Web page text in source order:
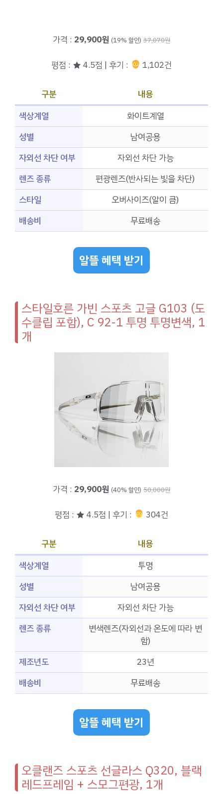
가격 : 29,900원 (19% 할인) 37,070원
평점 : ★ 4.5점 | 후기 : 1,102건
구분
내용
색상계열
화이트계열
성별
남여공용
자외선 차단 여부
자외선 차단 가능
렌즈 종류
편광렌즈(반사되는 빛을 차단)
스타일
오버사이즈(알이 큼)
배송비
무료배송
알뜰 혜택 받기
스타일호른 가빈 스포츠 고글 G103 (도
수클립 포함), C 92-1 투명 투명변색, 1
개
가격 : 29,900원 (40% 할인) 50,000원
평점 : ★ 4.5점 | 후기 : ‍‍ 304건
구분
내용
색상계열
투명
성별
남여공용
자외선 차단 여부
자외선 차단 가능
렌즈 종류
변색렌즈(자외선과 온도에 따라 변
함)
제조년도
23년
배송비
무료배송
알뜰 혜택 받기
오클랜즈 스포츠 선글라스 Q320, 블랙
레드프레임 + 스모그편광, 1개